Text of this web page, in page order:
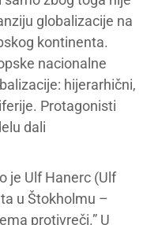
globalizacije na
kontinenta.
nacionalne
hijerarhični,
Protagonisti
dali
je Ulf Hanerc (Ulf
u Štokholmu –
protivreči.” U